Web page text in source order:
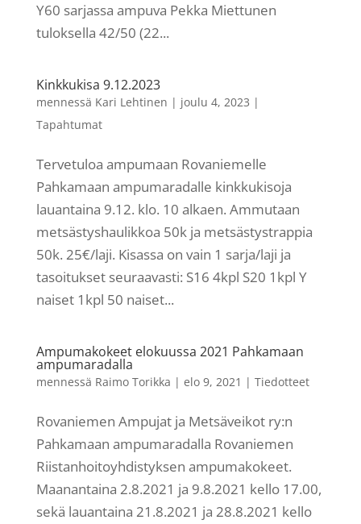
Y60 sarjassa ampuva Pekka Miettunen
tuloksella 42/50 (22...
Kinkkukisa 9.12.2023
mennessä Kari Lehtinen | joulu 4, 2023 |
Tapahtumat
Tervetuloa ampumaan Rovaniemelle
Pahkamaan ampumaradalle kinkkukisoja
lauantaina 9.12. klo. 10 alkaen. Ammutaan
metsästyshaulikkoa 50k ja metsästystrappia
50k. 25€/laji. Kisassa on vain 1 sarja/laji ja
tasoitukset seuraavasti: S16 4kpl S20 1kpl Y
naiset 1kpl 50 naiset...
Ampumakokeet elokuussa 2021 Pahkamaan
ampumaradalla
mennessä Raimo Torikka | elo 9, 2021 | Tiedotteet
Rovaniemen Ampujat ja Metsäveikot ry:n
Pahkamaan ampumaradalla Rovaniemen
Riistanhoitoyhdistyksen ampumakokeet.
Maanantaina 2.8.2021 ja 9.8.2021 kello 17.00,
sekä lauantaina 21.8.2021 ja 28.8.2021 kello